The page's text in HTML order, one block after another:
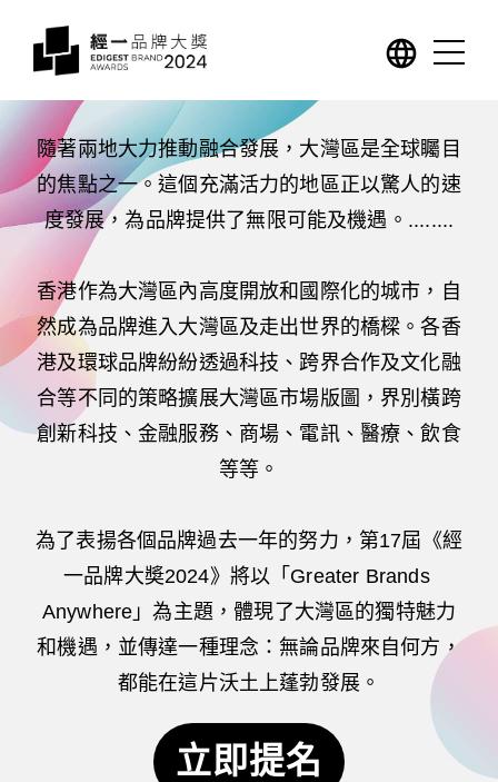
典禮花絮
得獎名單
嘉賓
聯絡及查詢
上屆大奬回顧
隨著兩地大力推動融合發展，大灣區是全球矚目
的焦點之一。這個充滿活力的地區正以驚人的速
度發展，為品牌提供了無限可能及機遇。........
香港作為大灣區內高度開放和國際化的城市，自
然成為品牌進入大灣區及走出世界的橋樑。各香
港及環球品牌紛紛透過科技、跨界合作及文化融
合等不同的策略擴展大灣區市場版圖，界別橫跨
創新科技、金融服務、商場、電訊、醫療、飲食
等等。
為了表揚各個品牌過去一年的努力，第17屆《經
一品牌大奬2024》將以「Greater Brands
Anywhere」為主題，體現了大灣區的獨特魅力
和機遇，並傳達一種理念：無論品牌來自何方，
都能在這片沃土上蓬勃發展。
立即提名